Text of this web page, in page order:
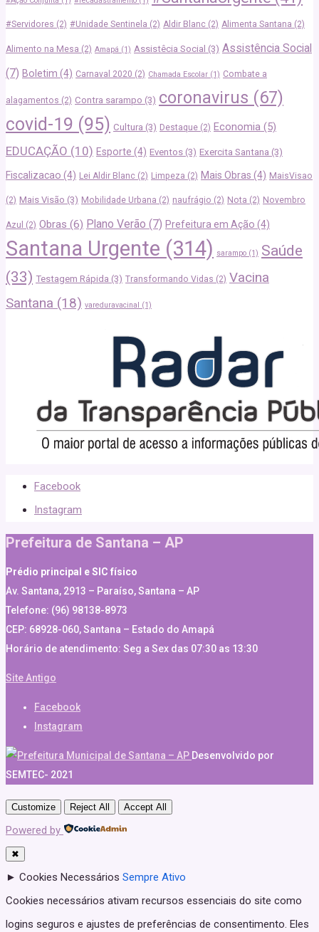
#Servidores (2) #Unidade Sentinela (2) Aldir Blanc (2) Alimenta Santana (2)
Alimento na Mesa (2) Amapá (1) Assistêcia Social (3) Assistência Social
(7) Boletim (4) Carnaval 2020 (2) Chamada Escolar (1) Combate a
alagamentos (2) Contra sarampo (3) coronavirus (67)
covid-19 (95) Cultura (3) Destaque (2) Economia (5)
EDUCAÇÃO (10) Esporte (4) Eventos (3) Exercita Santana (3)
Fiscalizacao (4) Lei Aldir Blanc (2) Limpeza (2) Mais Obras (4) MaisVisao
(2) Mais Visão (3) Mobilidade Urbana (2) naufrágio (2) Nota (2) Novembro
Azul (2) Obras (6) Plano Verão (7) Prefeitura em Ação (4)
Santana Urgente (314) sarampo (1) Saúde
(33) Testagem Rápida (3) Transformando Vidas (2) Vacina
Santana (18) vareduravacinal (1)
Facebook
Instagram
Prefeitura de Santana – AP
Prédio principal e SIC físico
Av. Santana, 2913 – Paraíso, Santana – AP
Telefone: (96) 98138-8973
CEP: 68928-060, Santana – Estado do Amapá
Horário de atendimento: Seg a Sex das 07:30 as 13:30
Site Antigo
Facebook
Instagram
Desenvolvido por
SEMTEC- 2021
Customize Reject All Accept All
Powered by
✖
► Cookies Necessários Sempre Ativo
Cookies necessários ativam recursos essenciais do site como
logins seguros e ajustes de preferências de consentimento. Eles